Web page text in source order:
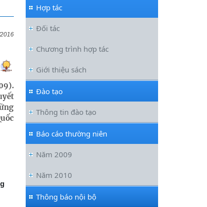
Hợp tác
Đối tác
Chương trình hợp tác
Giới thiệu sách
Đào tạo
Thông tin đào tạo
Báo cáo thường niên
Năm 2009
Năm 2010
Thông báo nội bộ
Đối thoại ICWA – VASS lần thứ 6:
Thúc đẩy quan hệ Đối tác Chiến
lược Toàn diện tăng cường Việt Nam
Viện Hàn lâm Khoa học xã hội Việt
Nam và Học viện Chính trị và Hành
chính quốc gia Lào ký Thỏa
Nguyễn Huy Thiệp: Thiên nhiên
linh (Một khía cạnh của mã văn hóa
Viện Văn học đồng chủ trì buổi Lễ
khai mạc trưng bày “Kết nối truyền